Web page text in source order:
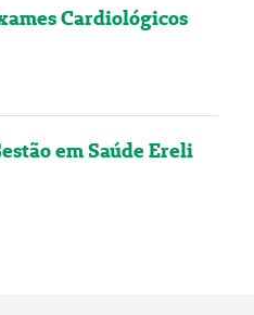
Cardiológicos
em Saúde Ereli